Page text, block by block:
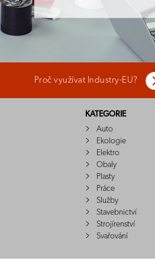
Proč využívat Industry-EU?
KATEGORIE
Auto
Ekologie
Elektro
Obaly
Plasty
Práce
Služby
Stavebnictví
Strojírenství
Svařování